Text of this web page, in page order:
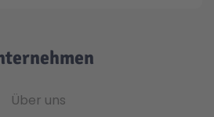
Über uns